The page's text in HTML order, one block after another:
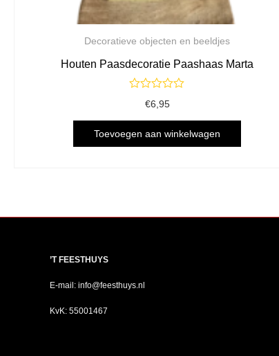
Decoratieve objecten en beeldjes
Houten Paasdecoratie Paashaas Marta
Gewaardeerd
uit
€6,95
Toevoegen aan winkelwagen
’T FEESTHUYS
E-mail: info@feesthuys.nl
KvK: 55001467